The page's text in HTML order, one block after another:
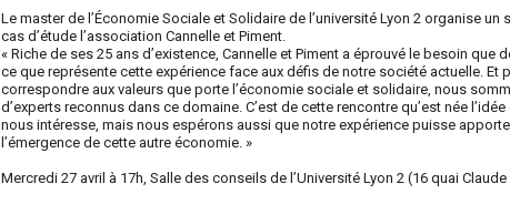
Le master de l’Économie Sociale et Solidaire de l’université Lyon 2 organise un
cas d’étude l’association Cannelle et Piment.
« Riche de ses 25 ans d’existence, Cannelle et Piment a éprouvé le besoin que
ce que représente cette expérience face aux défis de notre société actuelle. Et
correspondre aux valeurs que porte l’économie sociale et solidaire, nous
d’experts reconnus dans ce domaine. C’est de cette rencontre qu’est née
nous intéresse, mais nous espérons aussi que notre expérience puisse
l’émergence de cette autre économie. »
Mercredi 27 avril à 17h, Salle des conseils de l’Université Lyon 2 (16 quai Claude